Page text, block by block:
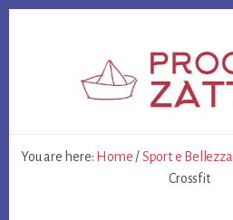
You are here: Home /Sport e Bellezza
Crossfit